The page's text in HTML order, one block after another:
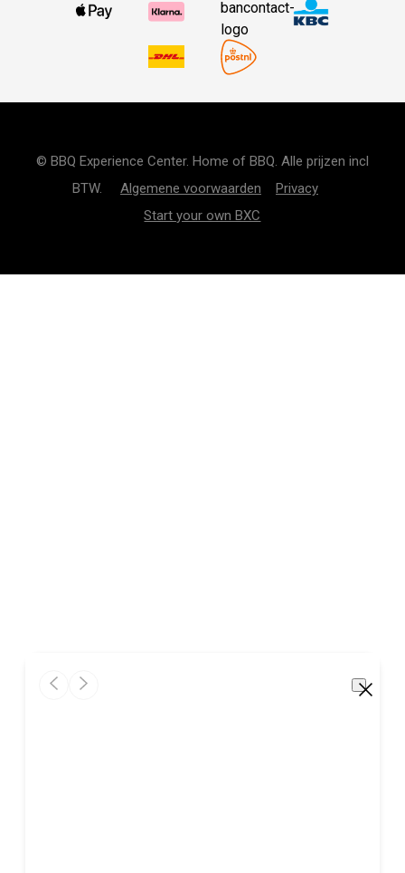
© BBQ Experience Center. Home of BBQ. Alle prijzen incl
BTW. Algemene voorwaarden
Privacy
Start your own BXC